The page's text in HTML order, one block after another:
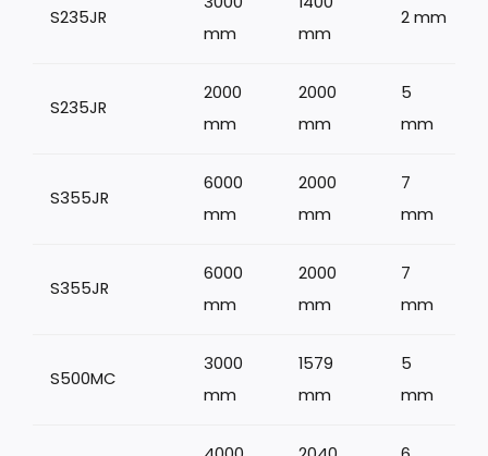
S235JR
mm
mm
2 mm
S235JR
2000
mm
2000
mm
5
mm
S355JR
6000
mm
2000
mm
7
mm
S355JR
6000
mm
2000
mm
7
mm
S500MC
3000
mm
1579
mm
5
mm